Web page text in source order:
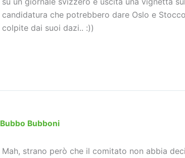
candidatura che potrebbero dare Oslo e
colpite dai suoi dazi.. :))
Bubbo Bubboni
Mah, strano però che il comitato non abbia